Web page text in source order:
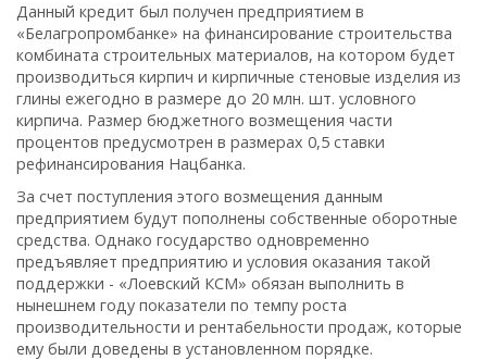
Данный кредит был получен предприятием в
«Белагропромбанке» на финансирование строительства
комбината строительных материалов, на котором будет
производиться кирпич и кирпичные стеновые изделия из
глины ежегодно в размере до 20 млн. шт. условного
кирпича. Размер бюджетного возмещения части
процентов предусмотрен в размерах 0,5 ставки
рефинансирования Нацбанка.
За счет поступления этого возмещения данным
предприятием будут пополнены собственные оборотные
средства. Однако государство одновременно
предъявляет предприятию и условия оказания такой
поддержки - «Лоевский КСМ» обязан выполнить в
нынешнем году показатели по темпу роста
производительности и рентабельности продаж, которые
ему были доведены в установленном порядке.